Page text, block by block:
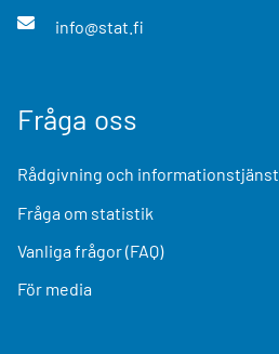
info@stat.fi
Fråga oss
Rådgivning och informationstjänst
Fråga om statistik
Vanliga frågor (FAQ)
För media